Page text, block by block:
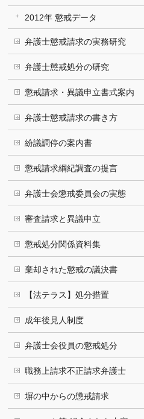
2012年 懲戒データ
弁護士懲戒請求の実務研究
弁護士懲戒処分の研究
懲戒請求・異議申立書式案内
弁護士懲戒請求の書き方
紛議調停の案内書
懲戒請求綱紀調査の提言
弁護士会懲戒委員会の実態
審査請求と異議申立
懲戒処分関係資料集
棄却された懲戒の議決書
【法テラス】処分措置
成年後見人制度
弁護士会役員の懲戒処分
職務上請求不正請求弁護士
塀の中からの懲戒請求